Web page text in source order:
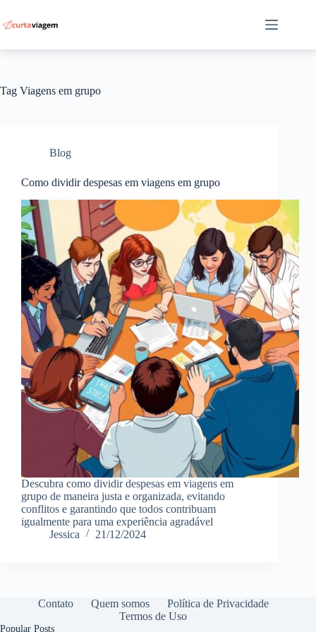
para
o
Tag Viagens em grupo
Blog
Como dividir despesas em viagens em grupo
Descubra como dividir despesas em viagens em
grupo de maneira justa e organizada, evitando
conflitos e garantindo que todos contribuam
igualmente para uma experiência agradável
Jessica
21/12/2024
Contato Quem somos
Política de Privacidade
Termos de Uso
Popular Posts